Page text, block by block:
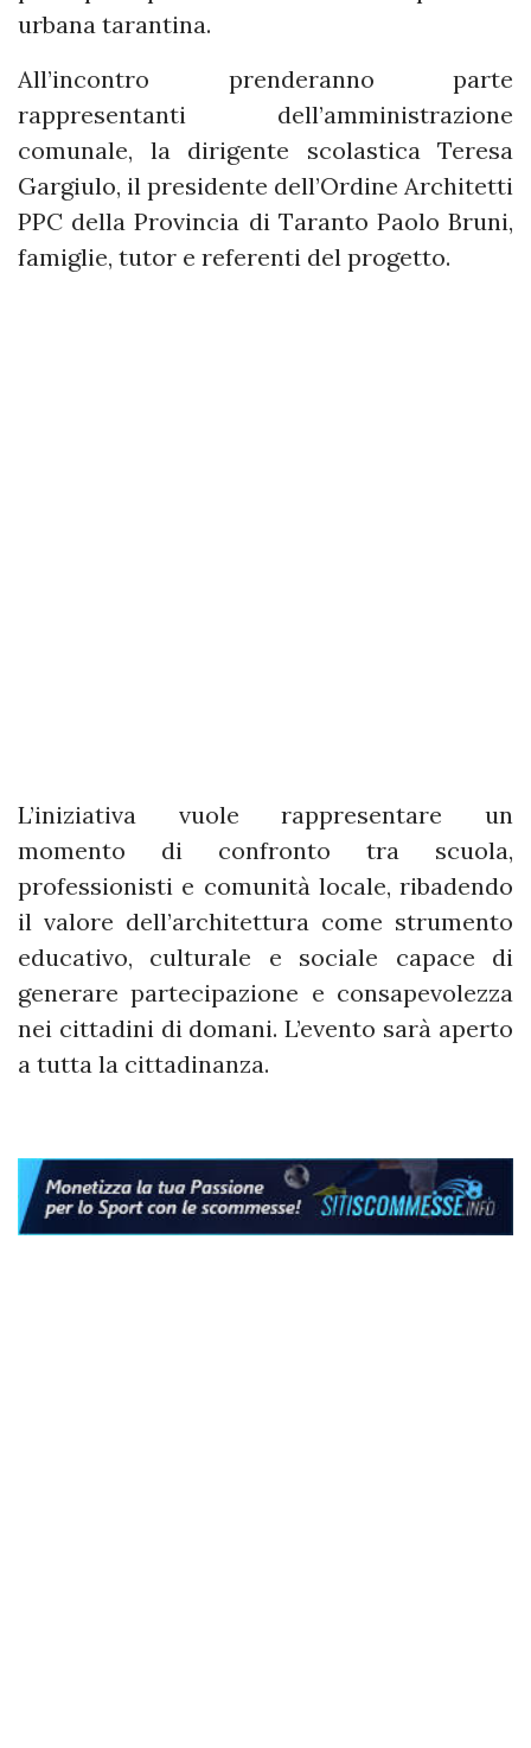
urbana tarantina.
All’incontro prenderanno parte
rappresentanti dell’amministrazione
comunale, la dirigente scolastica Teresa
Gargiulo, il presidente dell’Ordine Architetti
PPC della Provincia di Taranto Paolo Bruni,
famiglie, tutor e referenti del progetto.
L’iniziativa vuole rappresentare un
momento di confronto tra scuola,
professionisti e comunità locale, ribadendo
il valore dell’architettura come strumento
educativo, culturale e sociale capace di
generare partecipazione e consapevolezza
nei cittadini di domani. L’evento sarà aperto
a tutta la cittadinanza.